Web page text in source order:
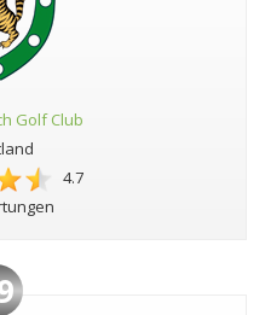
Golf Club
4.7